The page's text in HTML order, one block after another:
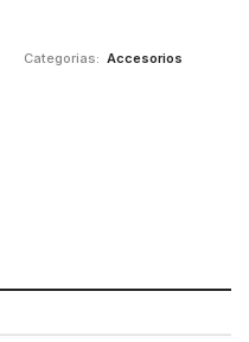
Categorias: Accesorios